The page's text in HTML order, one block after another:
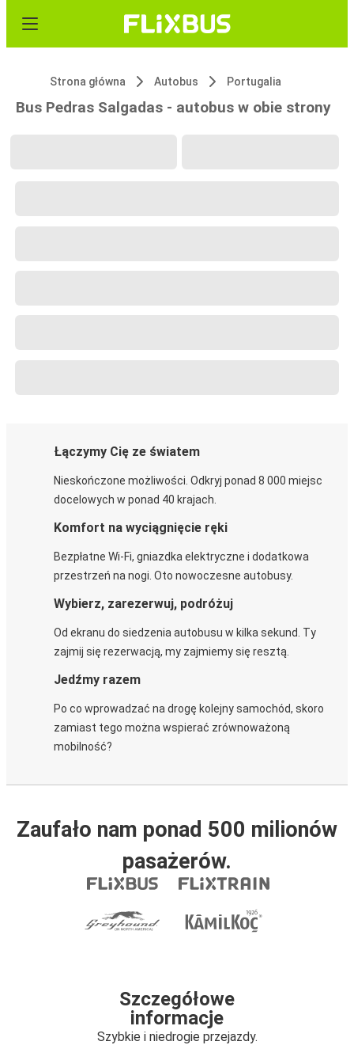
Strona główna Autobus Portugalia
Bus Pedras Salgadas - autobus w obie strony
Łączymy Cię ze światem
Nieskończone możliwości. Odkryj ponad 8 000 miejsc
docelowych w ponad 40 krajach.
Komfort na wyciągnięcie ręki
Bezpłatne Wi-Fi, gniazdka elektryczne i dodatkowa
przestrzeń na nogi. Oto nowoczesne autobusy.
Wybierz, zarezerwuj, podróżuj
Od ekranu do siedzenia autobusu w kilka sekund. Ty
zajmij się rezerwacją, my zajmiemy się resztą.
Jedźmy razem
Po co wprowadzać na drogę kolejny samochód, skoro
zamiast tego można wspierać zrównoważoną
mobilność?
Zaufało nam ponad 500 milionów
pasażerów.
Szczegółowe
informacje
Szybkie i niedrogie przejazdy.